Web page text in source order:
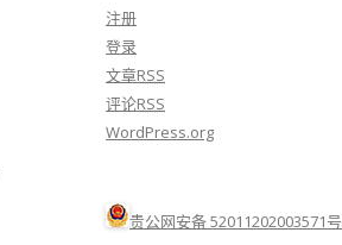
注册
登录
文章RSS
评论RSS
WordPress.org
贵公网安备 52011202003571号